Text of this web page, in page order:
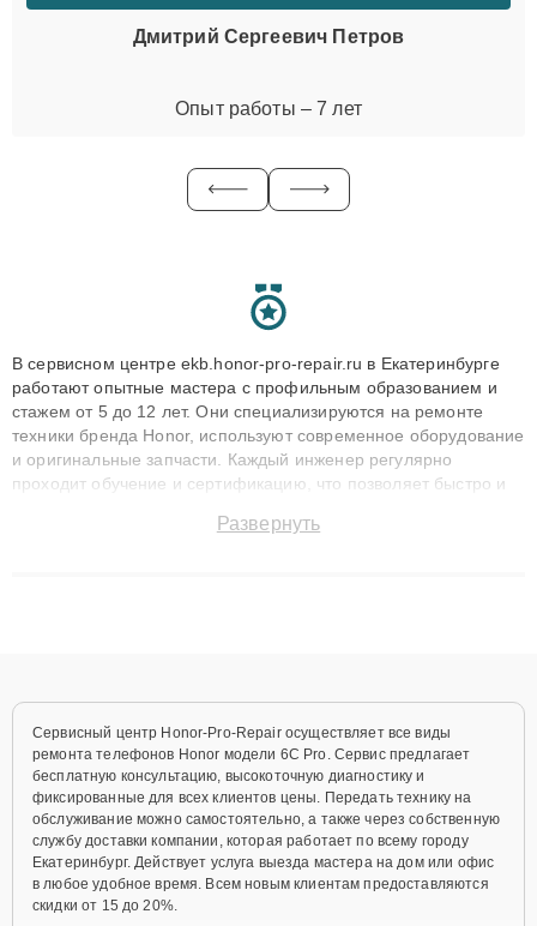
Дмитрий Сергеевич Петров
Опыт работы – 7 лет
В сервисном центре ekb.honor-pro-repair.ru в Екатеринбурге
работают опытные мастера с профильным образованием и
стажем от 5 до 12 лет. Они специализируются на ремонте
техники бренда Honor, используют современное оборудование
и оригинальные запчасти. Каждый инженер регулярно
проходит обучение и сертификацию, что позволяет быстро и
сохранением гарантии до 3 лет. Наши мастера решают
Развернуть
Сервисный центр Honor-Pro-Repair осуществляет все виды
ремонта телефонов Honor модели 6C Pro. Сервис предлагает
бесплатную консультацию, высокоточную диагностику и
фиксированные для всех клиентов цены. Передать технику на
обслуживание можно самостоятельно, а также через собственную
службу доставки компании, которая работает по всему городу
Екатеринбург. Действует услуга выезда мастера на дом или офис
в любое удобное время. Всем новым клиентам предоставляются
скидки от 15 до 20%.